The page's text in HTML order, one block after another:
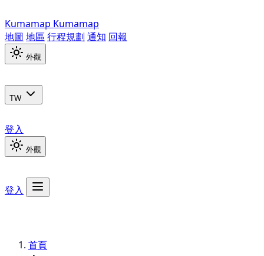
Kumamap Kumamap
地圖 地區 行程規劃 通知 回報
外觀
TW
登入
外觀
登入
首頁